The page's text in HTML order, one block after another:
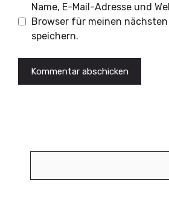
Name, E-Mail-Adresse und
Browser für meinen
speichern.